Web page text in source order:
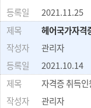
2021.11.25
헤어국가자격
관리자
2021.10.14
자격증 취득
관리자